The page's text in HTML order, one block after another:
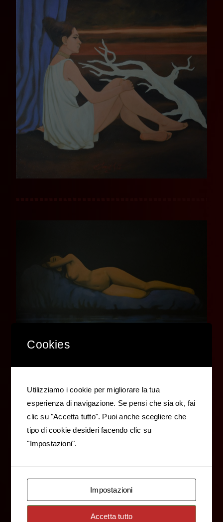
Cookies
Utilizziamo i cookie per migliorare la tua
esperienza di navigazione. Se pensi che sia ok, fai
clic su "Accetta tutto". Puoi anche scegliere che
tipo di cookie desideri facendo clic su
"Impostazioni".
Impostazioni
Accetta tutto